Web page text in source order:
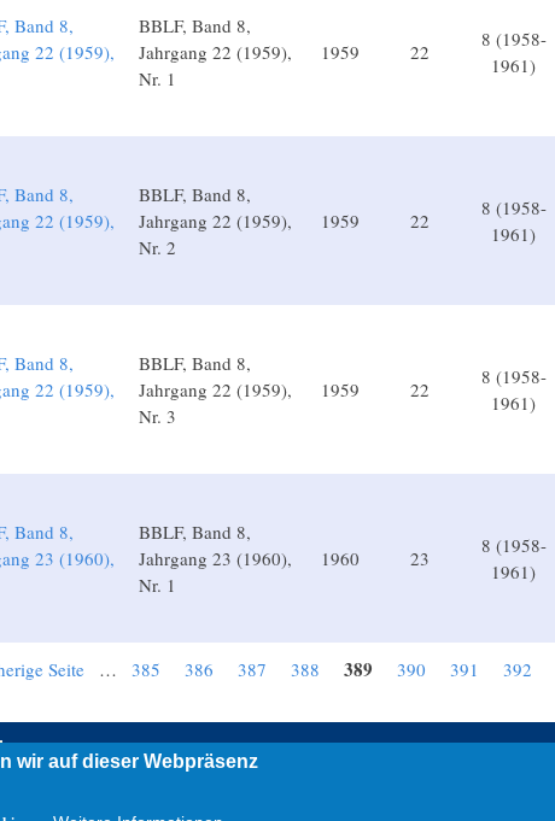
Band 8,
22 (1959),
BBLF, Band 8,
Jahrgang 22 (1959),
Nr. 1
1959 22
8 (1958-
1961)
Band 8,
22 (1959),
BBLF, Band 8,
Jahrgang 22 (1959),
Nr. 2
1959 22
8 (1958-
1961)
Band 8,
22 (1959),
BBLF, Band 8,
Jahrgang 22 (1959),
Nr. 3
1959 22
8 (1958-
1961)
Band 8,
23 (1960),
BBLF, Band 8,
Jahrgang 23 (1960),
Nr. 1
1960 23
8 (1958-
1961)
Seite … 385 386 387 388 389 390 391 392
wir auf dieser Webpräsenz